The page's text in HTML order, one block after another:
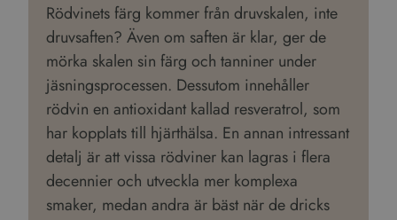
Rödvinets färg kommer från druvskalen, inte
druvsaften? Även om saften är klar, ger de
mörka skalen sin färg och tanniner under
jäsningsprocessen. Dessutom innehåller
rödvin en antioxidant kallad resveratrol, som
har kopplats till hjärthälsa. En annan intressant
detalj är att vissa rödviner kan lagras i flera
decennier och utveckla mer komplexa
smaker, medan andra är bäst när de dricks